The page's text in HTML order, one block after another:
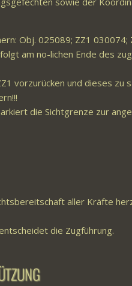
Obj. 025089; ZZ1 030074;
am no-lichen Ende des
vorzurücken und dieses
die Sichtgrenze zur
aller Kräfte
die Zugführung.